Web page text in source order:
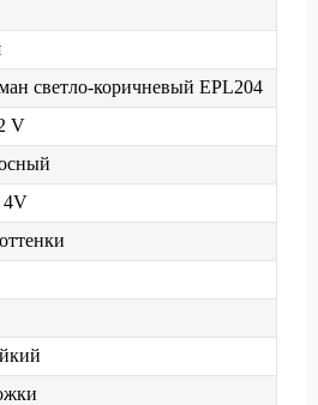
светло-коричневый EPL204
V
4V